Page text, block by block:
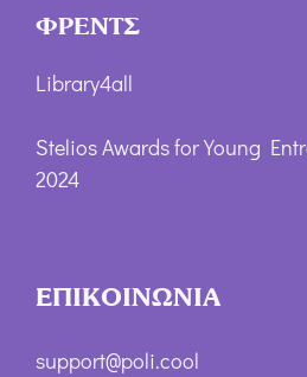
ΦΡΕΝΤΣ
Library4all
Stelios Awards for Young
2024
ΕΠΙΚΟΙΝΩΝΙΑ
support@poli.cool